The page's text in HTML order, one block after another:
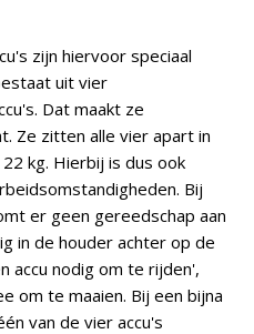
zijn hiervoor speciaal
uit vier
Dat maakt ze
Ze zitten alle vier apart in
kg. Hierbij is dus ook
Bij
er geen gereedschap aan
in de houder achter op de
accu nodig om te rijden',
om te maaien. Bij een bijna
van de vier accu's